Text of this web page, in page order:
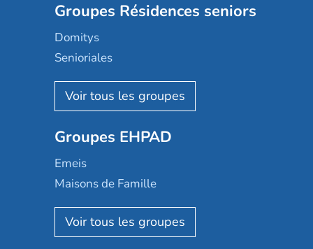
Groupes Résidences seniors
Domitys
Senioriales
Nohée
Les Résidentiels
Mobicap
Domusvi
Happy Senior
Aquarelia
Nexity edenea
Groupes EHPAD
Emeis
Maisons de Famille
Korian
Emera